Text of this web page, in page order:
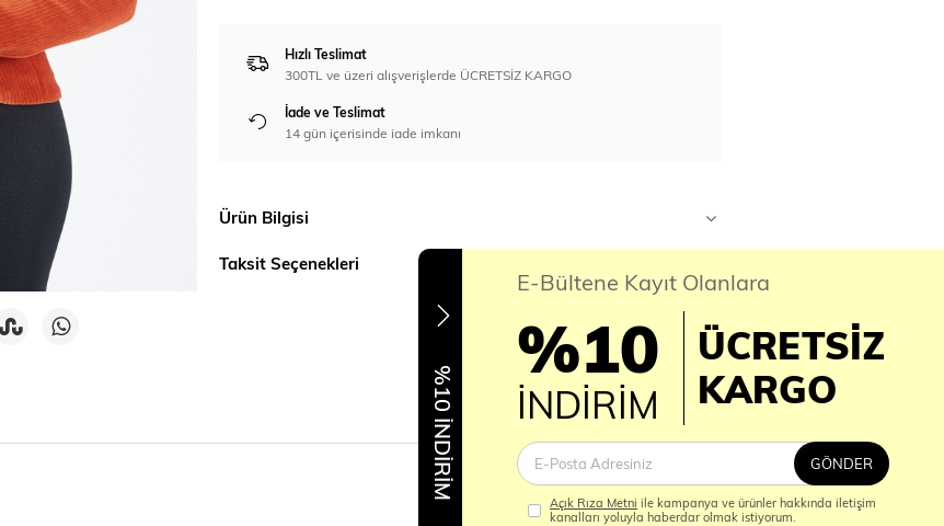
Hızlı Teslimat
300TL ve üzeri alışverişlerde ÜCRETSİZ KARGO
İade ve Teslimat
14 gün içerisinde iade imkanı
Ürün Bilgisi
Taksit Seçenekleri
%10 İNDİRİM
E-Bültene Kayıt Olanlara
%10
İNDİRİM
ÜCRETSİZ
KARGO
GÖNDER
Açık Rıza Metni ile kampanya ve ürünler hakkında iletişim
kanalları yoluyla haberdar olmak istiyorum.